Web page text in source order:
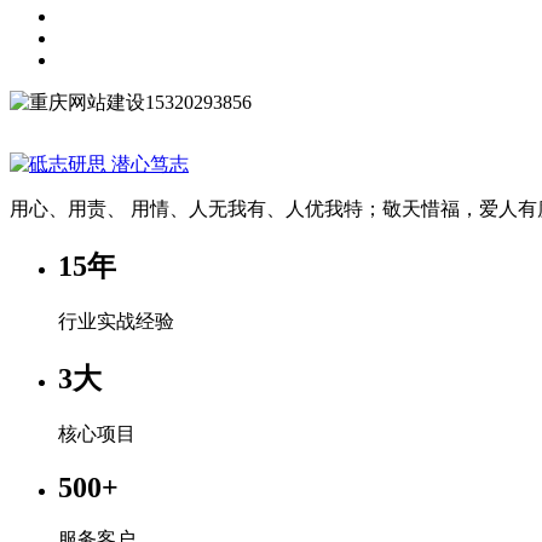
15320293856
用心、用责、 用情、人无我有、人优我特；敬天惜福，爱人有
15年
行业实战经验
3大
核心项目
500+